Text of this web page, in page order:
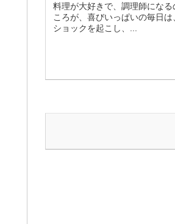
料理が大好きで、調理師にな
ころが、喜びいっぱいの毎日
ショックを起こし、...